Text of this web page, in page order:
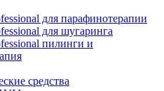
для парафинотерапии
для шугаринга
пилинги и
средства